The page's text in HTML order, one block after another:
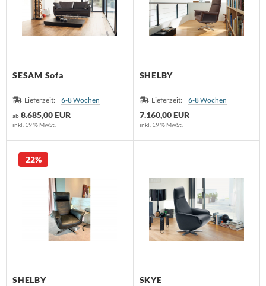
SESAM Sofa
Lieferzeit: 6-8 Wochen
ab 8.685,00 EUR
inkl. 19 % MwSt.
SHELBY
Lieferzeit: 6-8 Wochen
7.160,00 EUR
inkl. 19 % MwSt.
SHELBY
22%
SKYE